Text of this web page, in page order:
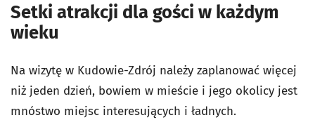
Setki atrakcji dla gości w każdym
wieku
Na wizytę w Kudowie-Zdrój należy zaplanować więcej
niż jeden dzień, bowiem w mieście i jego okolicy jest
mnóstwo miejsc interesujących i ładnych.